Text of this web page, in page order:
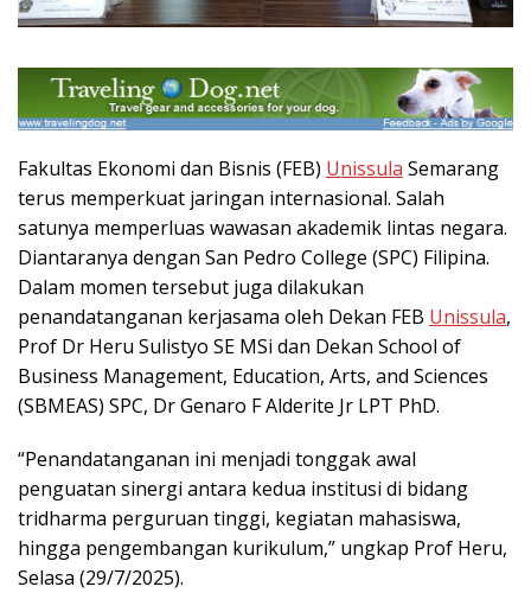
Fakultas Ekonomi dan Bisnis (FEB) Unissula Semarang
terus memperkuat jaringan internasional. Salah
satunya memperluas wawasan akademik lintas negara.
Diantaranya dengan San Pedro College (SPC) Filipina.
Dalam momen tersebut juga dilakukan
penandatanganan kerjasama oleh Dekan FEB Unissula,
Prof Dr Heru Sulistyo SE MSi dan Dekan School of
Business Management, Education, Arts, and Sciences
(SBMEAS) SPC, Dr Genaro F Alderite Jr LPT PhD.
“Penandatanganan ini menjadi tonggak awal
penguatan sinergi antara kedua institusi di bidang
tridharma perguruan tinggi, kegiatan mahasiswa,
hingga pengembangan kurikulum,” ungkap Prof Heru,
Selasa (29/7/2025).